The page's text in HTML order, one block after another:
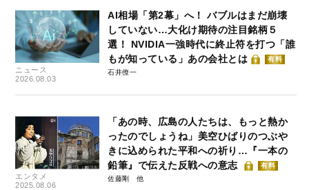
ニュース
2026.08.03
AI相場「第2幕」へ！ バブルはまだ崩壊
していない…大化け期待の注目銘柄５
選！ NVIDIA一強時代に終止符を打つ「誰
もが知っている」あの会社とは
有料
石井僚一
エンタメ
2025.08.06
「あの時、広島の人たちは、もっと熱か
ったのでしょうね」美空ひばりのつぶや
きに込められた平和への祈り…『一本の
鉛筆』で伝えた反戦への意志
有料
佐藤剛